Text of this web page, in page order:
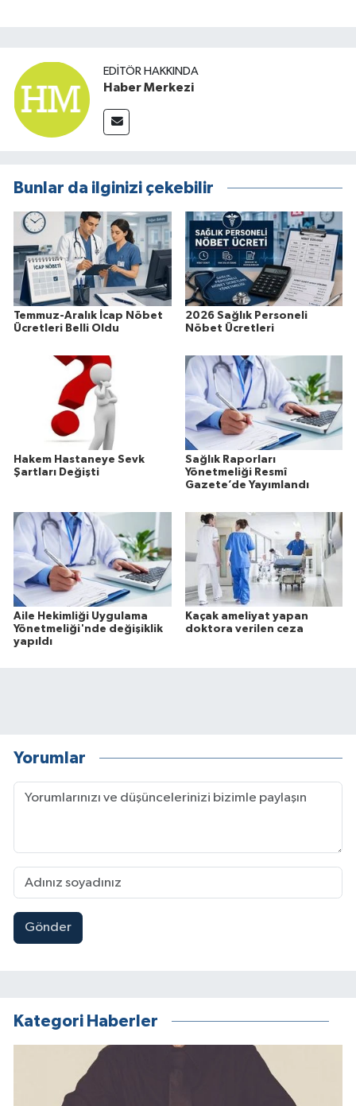
EDITÖR HAKKINDA
Haber Merkezi
Bunlar da ilginizi çekebilir
Temmuz-Aralık İcap Nöbet
Ücretleri Belli Oldu
2026 Sağlık Personeli
Nöbet Ücretleri
Hakem Hastaneye Sevk
Şartları Değişti
Sağlık Raporları
Yönetmeliği Resmî
Gazete’de Yayımlandı
Aile Hekimliği Uygulama
Yönetmeliği'nde değişiklik
yapıldı
Kaçak ameliyat yapan
doktora verilen ceza
Yorumlar
Gönder
Kategori Haberler